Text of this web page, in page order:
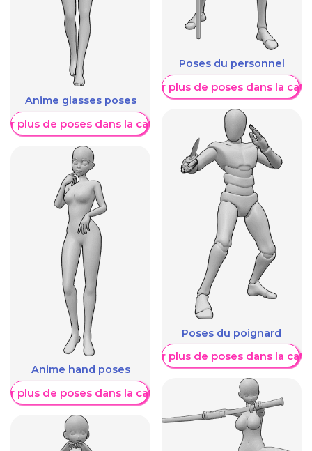
Anime glasses poses
plus de poses dans la catégorie
Anime hand poses
plus de poses dans la catégorie
Poses du personnel
Afficher plus de poses dans la
Poses du poignard
Afficher plus de poses dans la